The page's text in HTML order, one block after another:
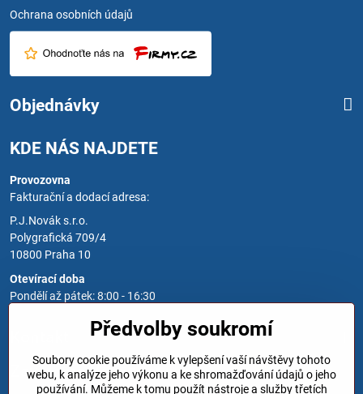
Ochrana osobních údajů
Objednávky
KDE NÁS NAJDETE
Provozovna
Fakturační a dodací adresa:
P.J.Novák s.r.o.
Polygrafická 709/4
10800 Praha 10
Otevírací doba
Pondělí až pátek: 8:00 - 16:30
Zavoláme Vám zpět
Předvolby soukromí
Soubory cookie používáme k vylepšení vaší návštěvy tohoto
webu, k analýze jeho výkonu a ke shromažďování údajů o jeho
používání. Můžeme k tomu použít nástroje a služby třetích